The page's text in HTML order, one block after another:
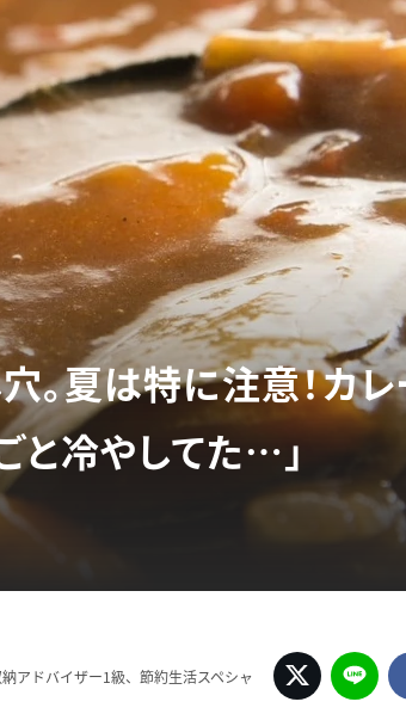
。夏は特に注意！カ
と冷やしてた…」
アドバイザー1級、節約生活スペシャ